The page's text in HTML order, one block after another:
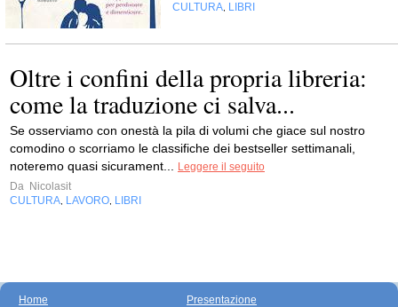
CULTURA LIBRI
Oltre i confini della propria libreria:
come la traduzione ci salva...
Se osserviamo con onestà la pila di volumi che giace sul nostro
comodino o scorriamo le classifiche dei bestseller settimanali,
noteremo quasi sicurament...
Leggere il seguito
Da Nicolasit
CULTURA LAVORO LIBRI
Home
Presentazione